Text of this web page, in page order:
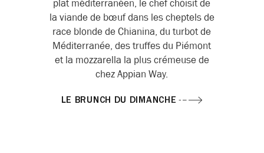
plat méditerranéen, le chef choisit de
la viande de bœuf dans les cheptels de
race blonde de Chianina, du turbot de
Méditerranée, des truffes du Piémont
et la mozzarella la plus crémeuse de
chez Appian Way.
LE BRUNCH DU DIMANCHE